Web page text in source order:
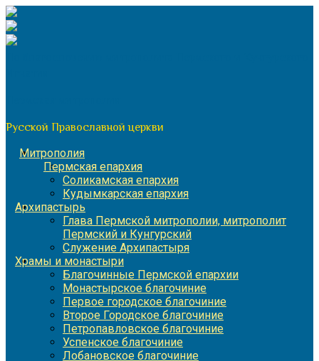
Перейти
к
содержимому
Русской Православной церкви
Митрополия
Пермская епархия
Соликамская епархия
Кудымкарская епархия
Архипастырь
Глава Пермской митрополии, митрополит
Пермский и Кунгурский
Служение Архипастыря
Храмы и монастыри
Благочинные Пермской епархии
Монастырское благочиние
Первое городское благочиние
Второе Городское благочиние
Петропавловское благочиние
Успенское благочиние
Лобановское благочиние